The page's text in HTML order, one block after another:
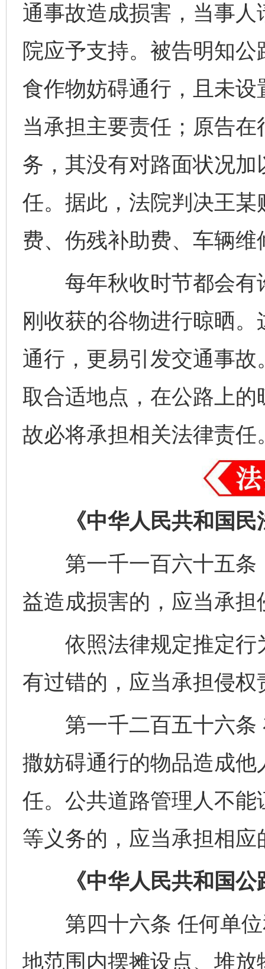
通事故造成损害，当事
院应予支持。被告明知
食作物妨碍通行，且未
当承担主要责任；原告
务，其没有对路面状况
任。据此，法院判决王
费、伤残补助费、车辆
每年秋收时节都会有
刚收获的谷物进行晾晒
通行，更易引发交通事
取合适地点，在公路上
故必将承担相关法律责任
《中华人民共和国民
第一千一百六十五条
益造成损害的，应当承担
依照法律规定推定行
有过错的，应当承担侵权
第一千二百五十六条
撒妨碍通行的物品造成
任。公共道路管理人不
等义务的，应当承担相应
《中华人民共和国公
第四十六条 任何单位
地范围内摆摊设点、堆